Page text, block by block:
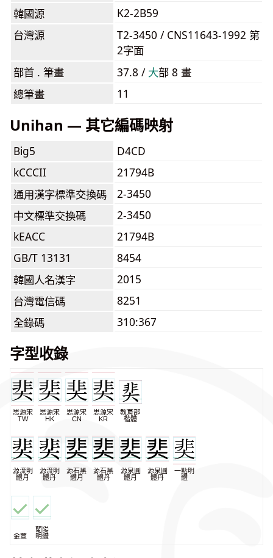
韓國源
K2-2B59
台灣源
T2-3450 / CNS11643-1992 第
2字面
部首 . 筆畫
37.8 / ⼤部 8 畫
總筆畫
11
Unihan — 其它編碼映射
Big5
D4CD
kCCCII
21794B
通用漢字標準交換碼
2-3450
中文標準交換碼
2-3450
kEACC
21794B
GB/T 13131
8454
韓國人名漢字
2015
台灣電信碼
8251
全錄碼
310:367
字型收錄
思源宋
TW
思源宋
HK
思源宋
CN
思源宋
KR
教育部
楷體
源流明
體月
源流明
體丹
源石黑
體月
源石黑
體丹
源泉圓
體月
源泉圓
體丹
一點明
體
金萱
蘭陽
明體